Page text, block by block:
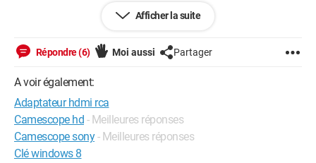
J'ai aussi en ma possession un câble adaptateur RFU-90E et
Je voulais donc savoir quel câblage dois-je utiliser ? Puisque
ceux citer en haut sont pour un téléviseur plus ancien que
nous n'avons plus.
Merci à vous
Afficher la suite
Répondre (6) Moi aussi Partager
A voir également:
Adaptateur hdmi rca
Camescope hd - Meilleures réponses
Camescope sony - Meilleures réponses
Clé windows 8